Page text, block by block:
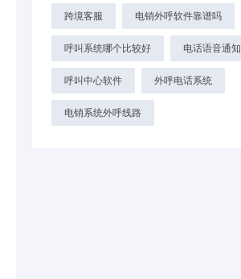
跨境客服 电销外呼软件靠谱吗
呼叫系统哪个比较好 电话语音通知
呼叫中心软件 外呼电话系统
电销系统外呼线路